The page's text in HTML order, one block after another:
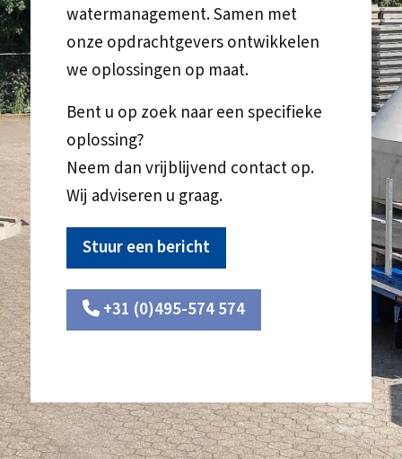
watermanagement. Samen met
onze opdrachtgevers ontwikkelen
we oplossingen op maat.
Bent u op zoek naar een specifieke
oplossing?
Neem dan vrijblijvend contact op.
Wij adviseren u graag.
Stuur een bericht
+31 (0)495-574 574